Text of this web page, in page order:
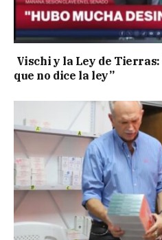
Vischi y la Ley de Tierras:
que no dice la ley”